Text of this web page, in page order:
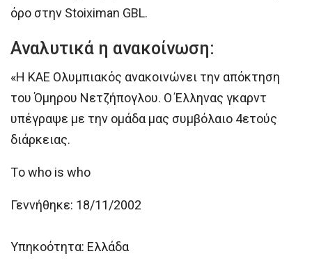
όρο στην Stoiximan GBL.
Αναλυτικά η ανακοίνωση:
«Η ΚΑΕ Ολυμπιακός ανακοινώνει την απόκτηση
του Όμηρου Νετζήπογλου. Ο Έλληνας γκαρντ
υπέγραψε με την ομάδα μας συμβόλαιο 4ετούς
διάρκειας.
Tο who is who
Γεννήθηκε: 18/11/2002
Υπηκοότητα: Ελλάδα